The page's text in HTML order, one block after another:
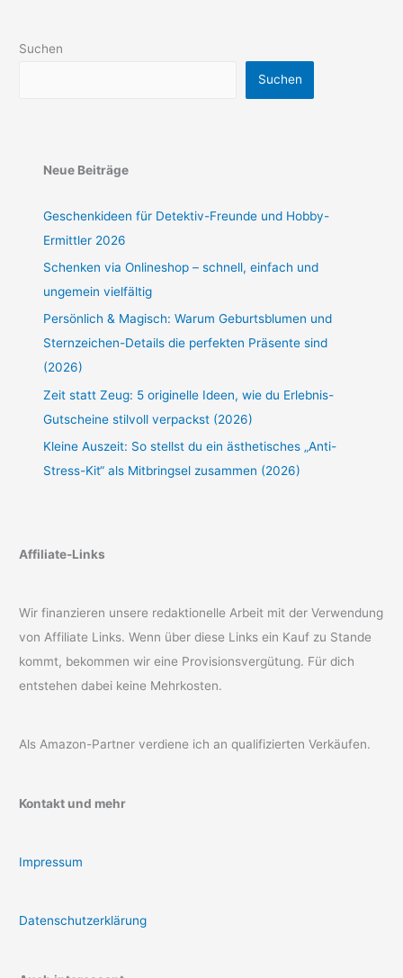
Suchen
Suchen
Neue Beiträge
Geschenkideen für Detektiv-Freunde und Hobby-
Ermittler 2026
Schenken via Onlineshop – schnell, einfach und
ungemein vielfältig
Persönlich & Magisch: Warum Geburtsblumen und
Sternzeichen-Details die perfekten Präsente sind
(2026)
Zeit statt Zeug: 5 originelle Ideen, wie du Erlebnis-
Gutscheine stilvoll verpackst (2026)
Kleine Auszeit: So stellst du ein ästhetisches „Anti-
Stress-Kit“ als Mitbringsel zusammen (2026)
Affiliate-Links
Wir finanzieren unsere redaktionelle Arbeit mit der Verwendung
von Affiliate Links. Wenn über diese Links ein Kauf zu Stande
kommt, bekommen wir eine Provisionsvergütung. Für dich
entstehen dabei keine Mehrkosten.
Als Amazon-Partner verdiene ich an qualifizierten Verkäufen.
Kontakt und mehr
Impressum
Datenschutzerklärung